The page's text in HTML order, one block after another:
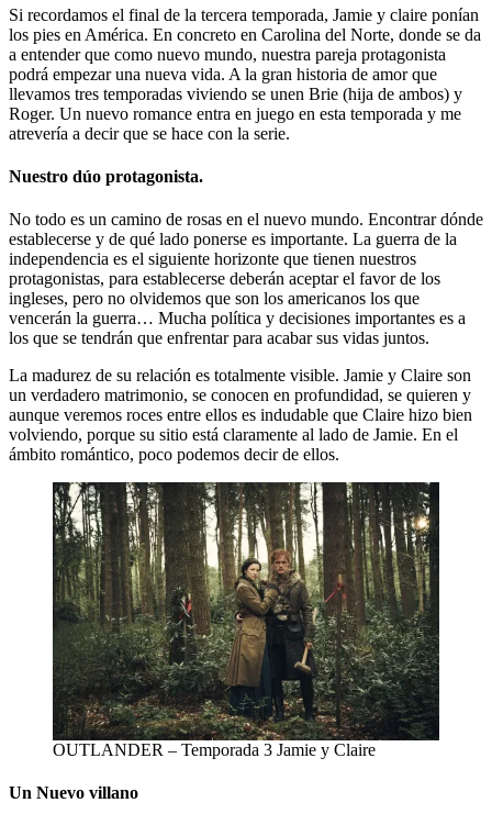
Si recordamos el final de la tercera temporada, Jamie y claire ponían
los pies en América. En concreto en Carolina del Norte, donde se da
a entender que como nuevo mundo, nuestra pareja protagonista
podrá empezar una nueva vida. A la gran historia de amor que
llevamos tres temporadas viviendo se unen Brie (hija de ambos) y
Roger. Un nuevo romance entra en juego en esta temporada y me
atrevería a decir que se hace con la serie.
Nuestro dúo protagonista.
No todo es un camino de rosas en el nuevo mundo. Encontrar dónde
establecerse y de qué lado ponerse es importante. La guerra de la
independencia es el siguiente horizonte que tienen nuestros
protagonistas, para establecerse deberán aceptar el favor de los
ingleses, pero no olvidemos que son los americanos los que
vencerán la guerra… Mucha política y decisiones importantes es a
los que se tendrán que enfrentar para acabar sus vidas juntos.
La madurez de su relación es totalmente visible. Jamie y Claire son
un verdadero matrimonio, se conocen en profundidad, se quieren y
aunque veremos roces entre ellos es indudable que Claire hizo bien
volviendo, porque su sitio está claramente al lado de Jamie. En el
ámbito romántico, poco podemos decir de ellos.
OUTLANDER – Temporada 3 Jamie y Claire
Un Nuevo villano